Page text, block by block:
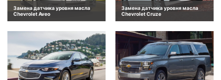
Замена датчика уровня масла
Chevrolet Aveo
Замена датчика уровня масла
Chevrolet Cruze